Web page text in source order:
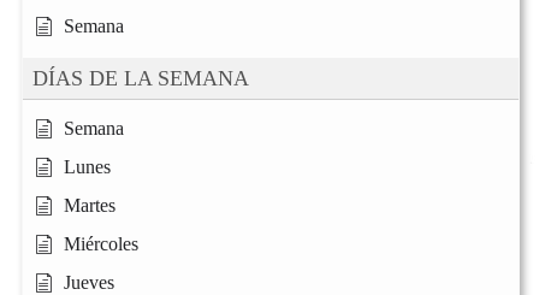
Semana
DÍAS DE LA SEMANA
Semana
Lunes
Martes
Miércoles
Jueves